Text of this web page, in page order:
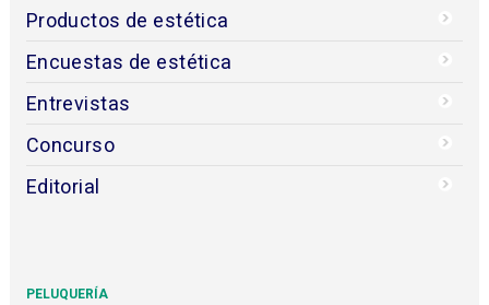
Productos de estética
Encuestas de estética
Entrevistas
Concurso
Editorial
PELUQUERÍA